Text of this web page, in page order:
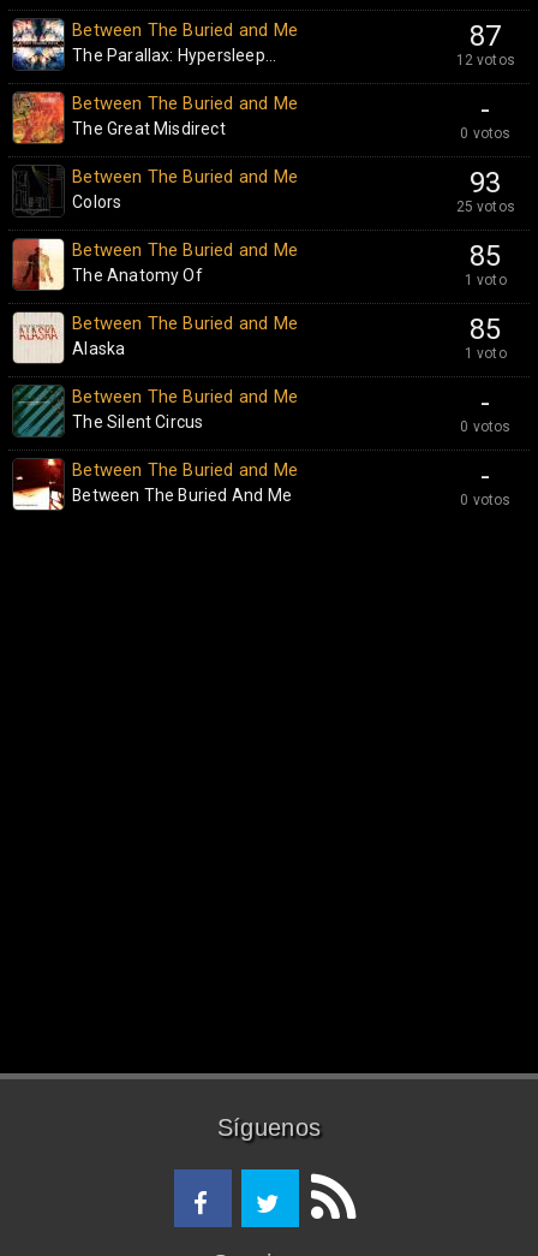
87
12 votos
Between The Buried and Me
The Parallax: Hypersleep...
-
0 votos
Between The Buried and Me
The Great Misdirect
93
25 votos
Between The Buried and Me
Colors
85
1 voto
Between The Buried and Me
The Anatomy Of
85
1 voto
Between The Buried and Me
Alaska
-
0 votos
Between The Buried and Me
The Silent Circus
-
0 votos
Between The Buried and Me
Between The Buried And Me
Síguenos